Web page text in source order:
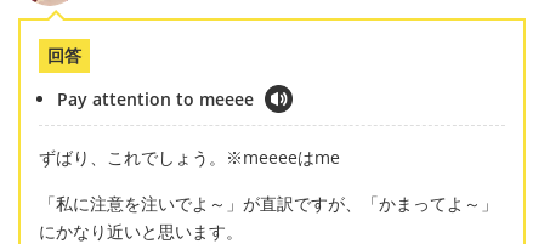
回答
Pay attention to meeee
ずばり、これでしょう。※meeeeはme
「私に注意を注いでよ～」が直訳ですが、「かまってよ～」
にかなり近いと思います。